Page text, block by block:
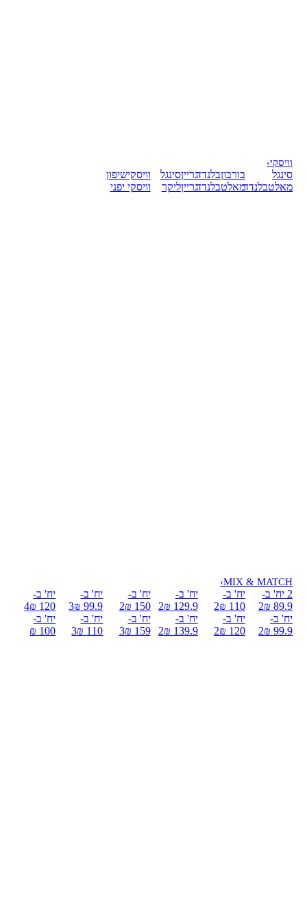
וויסקי›
סינגל
מאלטבלנדד
בורבוןבלנדד
מאלטבלנדד
גרייןסינגל
גרייןליקר
וויסקישיפון
וויסקי יפני
MIX & MATCH
›
2 יח' ב-
89.9 ₪
2
יח' ב-
99.9 ₪
2
יח' ב-
110 ₪
2
יח' ב-
120 ₪
2
יח' ב-
129.9 ₪
2
יח' ב-
139.9 ₪
2
יח' ב-
150 ₪
2
יח' ב-
159 ₪
3
יח' ב-
99.9 ₪
3
יח' ב-
110 ₪
3
יח' ב-
120 ₪
4
יח' ב-
100 ₪